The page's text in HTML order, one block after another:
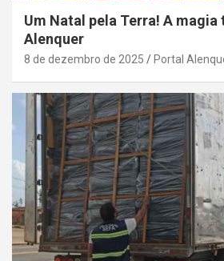
Um Natal pela Terra! A
Alenquer
8 de dezembro de 2025 Portal